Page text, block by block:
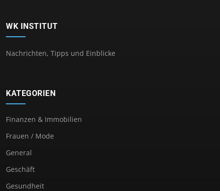
WK INSTITUT
Nachrichten, Tipps und Einblicke
KATEGORIEN
Finanzen & Immobilien
Frauen / Mode
General
Geschäft
Gesundheit